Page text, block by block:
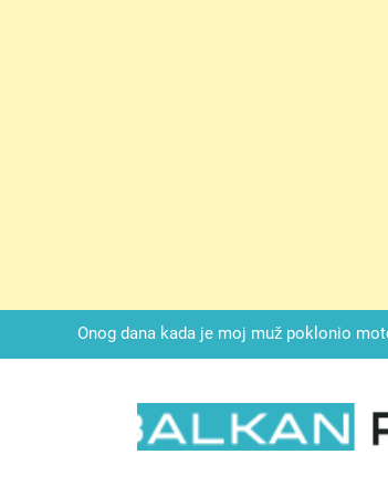
SIROMAŠNI DJEČAK VRATIO JE
SAM ČAŠU: BIO JE
nije znala da je ispod zavoja ostao
Drži jezik za zubima, i gledaj